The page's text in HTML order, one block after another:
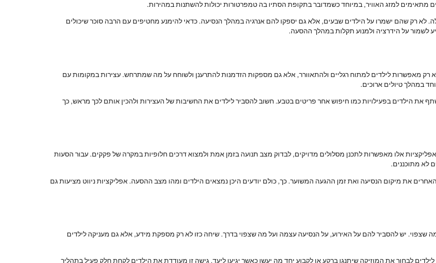
למזג האוויר, במיוחד כשמדובר בתקופת הסתיו בה טמפרטורות יכולות להשתנות במהירות.
לא רק שהם ישמרו על הילדים שבעים, אלא גם יספקו להם אנרגיה במהלך הנסיעה. כדאי להימנע מחטיפים עם הרבה סוכר שיכולים
לשמור על הידרציה ולמנוע תקלות במהלך ההסעה.
לא רק מאפשרות לילדים למתוח רגליים ולהתאוורר, אלא גם מספקות הזדמנות להתרענן ולשוחח על מה שמתרחש. עצירות במקומות עם
במהלך טיולים ארוכים.
את הילדים בפעילויות כמו חיפוש אחר פריטים בטבע. חשוב להסביר לילדים את החשיבות של העצירות ולהכין אותם לכך מראש, כך
אפליקציות אלו מאפשרות לתכנן מסלולים מדויקים, לבדוק מצב תנועה בזמן אמת ולמצוא דרכים חלופיות במקרה של פקקים. עבור הסעות
לא מתוכננים.
את מיקום הנסיעה ואת זמן ההגעה המשוער. כך, כולם יודעים היכן נמצאים הילדים ומהו מצב ההסעה. אפליקציות ניווט מציעות גם
שצפוי. יש להסביר להם על האירוע, על הנסיעה עצמה ועל מה שצפוי בדרך. שיחה כזו לא רק מספקת מידע, אלא גם מעניקה לילדים
לבחור את המוזיקה שיתנגן ברקע או לקבוע יחד מה יעשו כאשר יגיעו ליעד. גישה זו מעודדת את הילדים לקחת חלק פעיל בתהליך